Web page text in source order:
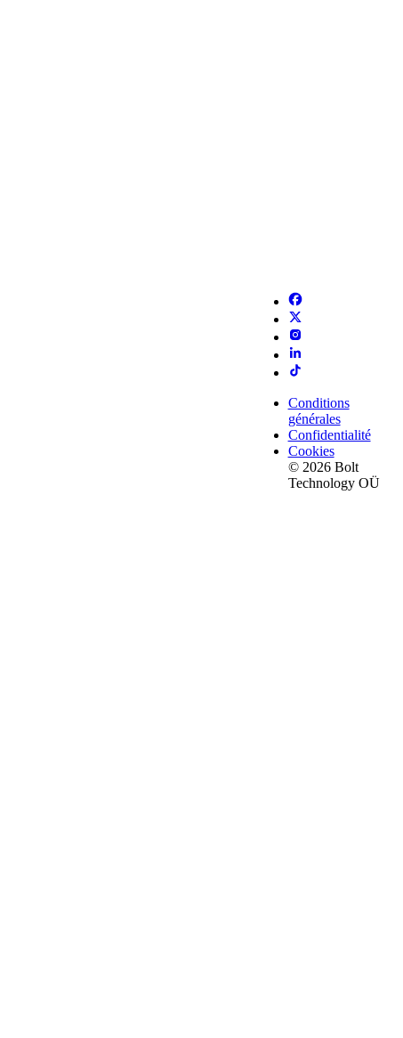
Conditions
générales
Confidentialité
Cookies
© 2026 Bolt
Technology OÜ